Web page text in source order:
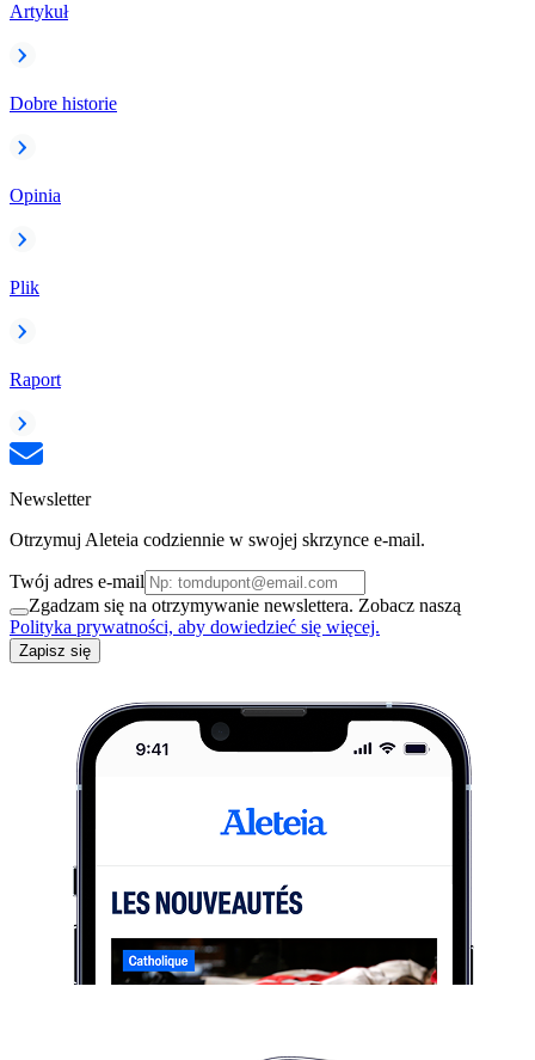
Artykuł
Dobre historie
Opinia
Plik
Raport
Newsletter
Otrzymuj Aleteia codziennie w swojej skrzynce e-mail.
Twój adres e-mail
Zgadzam się na otrzymywanie newslettera. Zobacz naszą
Polityka prywatności, aby dowiedzieć się więcej.
Zapisz się